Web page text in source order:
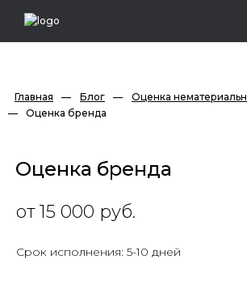
Главная — Блог —
Оценка
—
Оценка бренда
Оценка бренда
от 15 000 руб.
Срок исполнения: 5-10 дней